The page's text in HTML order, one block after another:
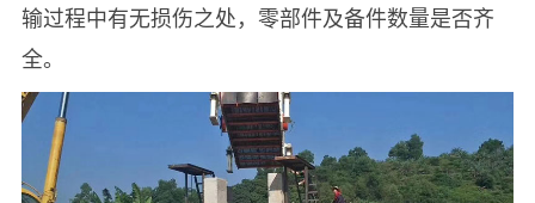
输过程中有无损伤之处，零部件及备件数量是否齐
全。